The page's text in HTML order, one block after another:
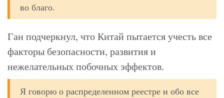
во благо.
Ган подчеркнул, что Китай пытается учесть все
факторы безопасности, развития и
нежелательных побочных эффектов.
Я говорю о распределенном реестре и обо все